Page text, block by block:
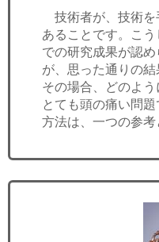
技術者が、技術を
あることです。こ
での研究成果が認
が、思った通りの結
その場合、どのよう
とても頭の痛い問
方法は、一つの参考